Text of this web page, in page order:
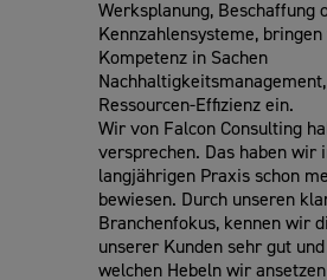
Werksplanung, Beschaffung
Kennzahlensysteme,
Kompetenz in Sachen
Ressourcen-Effizienz ein.
Wir von Falcon Consulting
versprechen. Das haben wir
langjährigen Praxis schon
bewiesen. Durch unseren
Branchenfokus, kennen wir
unserer Kunden sehr gut
welchen Hebeln wir